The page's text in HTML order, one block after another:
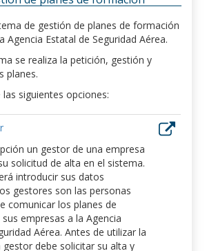
de gestión de planes de formación
Agencia Estatal de Seguridad Aérea.
se realiza la petición, gestión y
planes.
siguientes opciones:
un gestor de una empresa
solicitud de alta en el sistema.
introducir sus datos
gestores son las personas
comunicar los planes de
empresas a la Agencia
Aérea. Antes de utilizar la
gestor debe solicitar su alta y